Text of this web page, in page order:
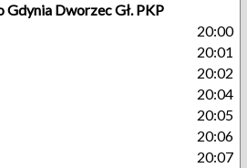
Gdynia Dworzec Gł. PKP
20:00
20:01
20:02
20:04
20:05
20:06
20:07